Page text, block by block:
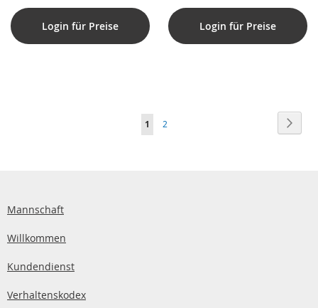
Login für Preise
Login für Preise
Sie
1 Seite
2
Mannschaft
Willkommen
Kundendienst
Verhaltenskodex